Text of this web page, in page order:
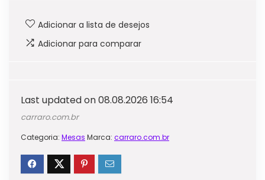
Adicionar a lista de desejos
Adicionar para comparar
Last updated on 08.08.2026 16:54
carraro.com.br
Categoria: Mesas Marca: carraro.com.br